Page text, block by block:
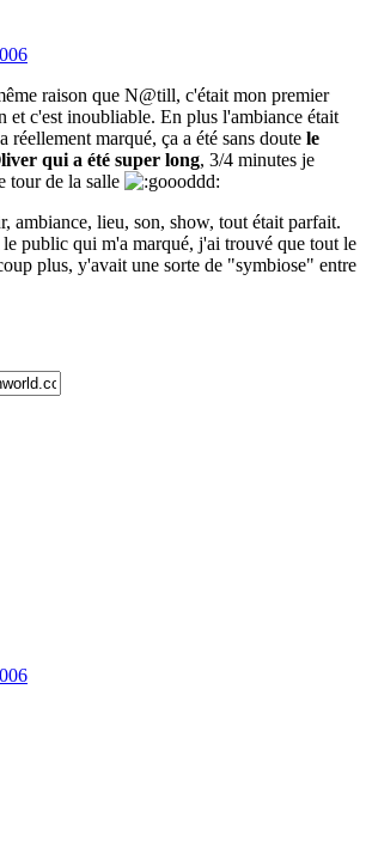
raison que N@till, c'était mon premier
et c'est inoubliable. En plus l'ambiance était
réellement marqué, ça a été sans doute le
qui a été super long, 3/4 minutes je
tour de la salle
ambiance, lieu, son, show, tout était parfait.
le public qui m'a marqué, j'ai trouvé que tout le
plus, y'avait une sorte de "symbiose" entre